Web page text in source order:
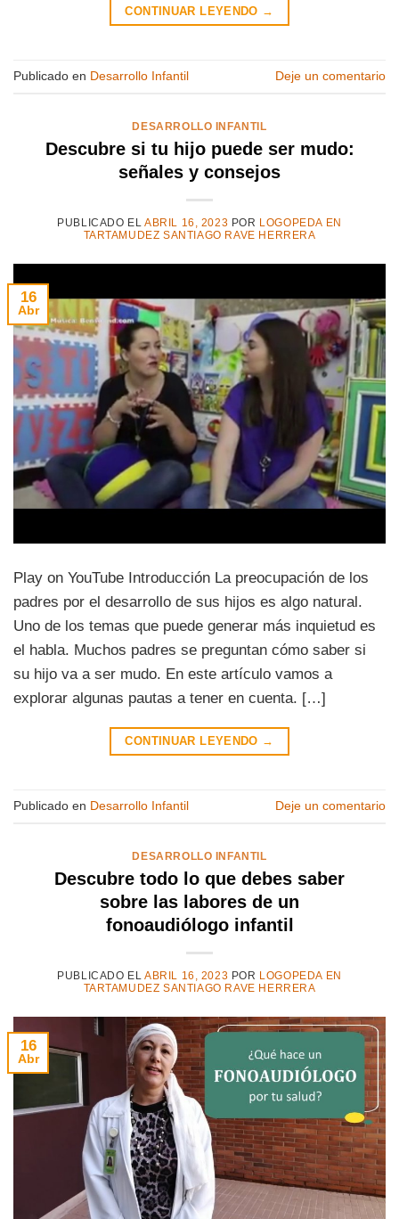
CONTINUAR LEYENDO →
Publicado en Desarrollo Infantil Deje un comentario
DESARROLLO INFANTIL
Descubre si tu hijo puede ser mudo:
señales y consejos
PUBLICADO EL ABRIL 16, 2023 POR LOGOPEDA EN
TARTAMUDEZ SANTIAGO RAVE HERRERA
16
Abr
Play on YouTube Introducción La preocupación de los
padres por el desarrollo de sus hijos es algo natural.
Uno de los temas que puede generar más inquietud es
el habla. Muchos padres se preguntan cómo saber si
su hijo va a ser mudo. En este artículo vamos a
explorar algunas pautas a tener en cuenta. […]
CONTINUAR LEYENDO →
Publicado en Desarrollo Infantil Deje un comentario
DESARROLLO INFANTIL
Descubre todo lo que debes saber
sobre las labores de un
fonoaudiólogo infantil
PUBLICADO EL ABRIL 16, 2023 POR LOGOPEDA EN
TARTAMUDEZ SANTIAGO RAVE HERRERA
16
Abr